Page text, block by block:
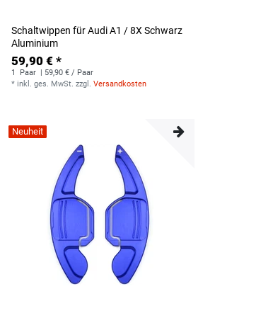
Schaltwippen für Audi A1 / 8X Schwarz
Aluminium
59,90 € *
1 Paar | 59,90 € / Paar
* inkl. ges. MwSt. zzgl.Versandkosten
Neuheit